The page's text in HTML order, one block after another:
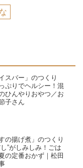
スバー」のつくり
ぷりでヘルシー！混
ひんやりおやつ／お
子さん
の揚げ煮」のつくり
”がしみしみ！ごは
の定番おかず｜松田